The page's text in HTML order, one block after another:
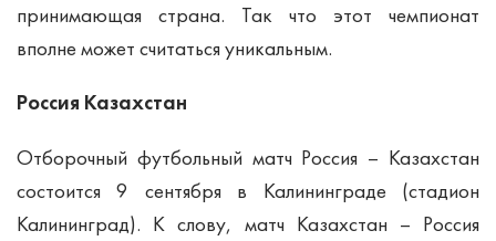
принимающая страна. Так что этот чемпионат
вполне может считаться уникальным.
Россия Казахстан
Отборочный футбольный матч Россия – Казахстан
состоится 9 сентября в Калининграде (стадион
Калининград). К слову, матч Казахстан – Россия